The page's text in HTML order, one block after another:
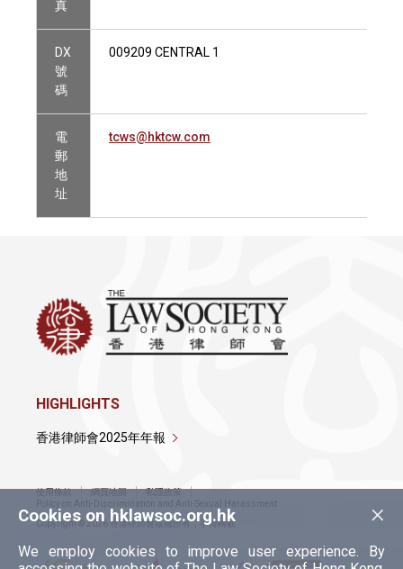
真
DX
號
碼
009209 CENTRAL 1
電
郵
地
址
tcws@hktcw.com
×
Cookies on hklawsoc.org.hk
We employ cookies to improve user experience. By
HIGHLIGHTS
香港律師會2025年年報
使用條款 網頁地圖
私隱政策
Policy on Anti-Discrimination and Anti-Sexual Harassment
Copyright © 2026 香港律師會版權所有，不得轉載